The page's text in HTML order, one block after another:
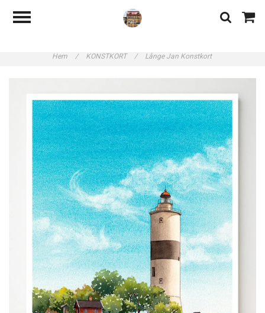
Hem / KONSTKORT / Långe Jan Konstkort